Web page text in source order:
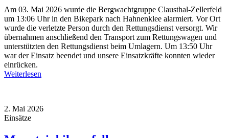
Am 03. Mai 2026 wurde die Bergwachtgruppe Clausthal-Zellerfeld
um 13:06 Uhr in den Bikepark nach Hahnenklee alarmiert. Vor Ort
wurde die verletzte Person durch den Rettungsdienst versorgt. Wir
übernahmen anschließend den Transport zum Rettungswagen und
unterstützten den Rettungsdienst beim Umlagern. Um 13:50 Uhr
war der Einsatz beendet und unsere Einsatzkräfte konnten wieder
einrücken.
Weiterlesen
2. Mai 2026
Einsätze